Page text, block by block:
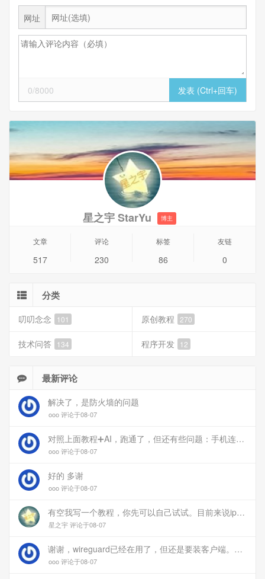
网址
0/8000
星之宇 StarYu 博主
文章
517
评论
230
标签
86
友链
0
分类
叨叨念念 101 原创教程 270
技术问答 134 程序开发 12
最新评论
解决了，是防火墙的问题
ooo 评论于08-07
对照上面教程➕AI，跑通了，但还有些问题：手机连上vpn后，部分家里内网的服务能访问（内网的Debian服务器可以），部分不能(routeros网页），不知道问题出在哪
ooo 评论于08-07
好的 多谢
ooo 评论于08-07
有空我写一个教程，你先可以自己试试。目前来说ipv6应该没问题的。
星之宇 评论于08-07
谢谢，wireguard已经在用了，但还是要装客户端。您这个方案连客户端都免了
ooo 评论于08-07